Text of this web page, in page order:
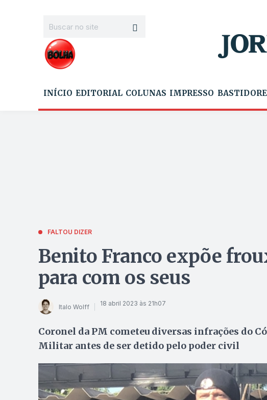
INÍCIO EDITORIAL COLUNAS IMPRESSO
FALTOU DIZER
Benito Franco expõe
para com os seus
Italo Wolff 18 abril 2023 às 21h07
Coronel da PM cometeu diversas infrações do
Militar antes de ser detido pelo poder civil